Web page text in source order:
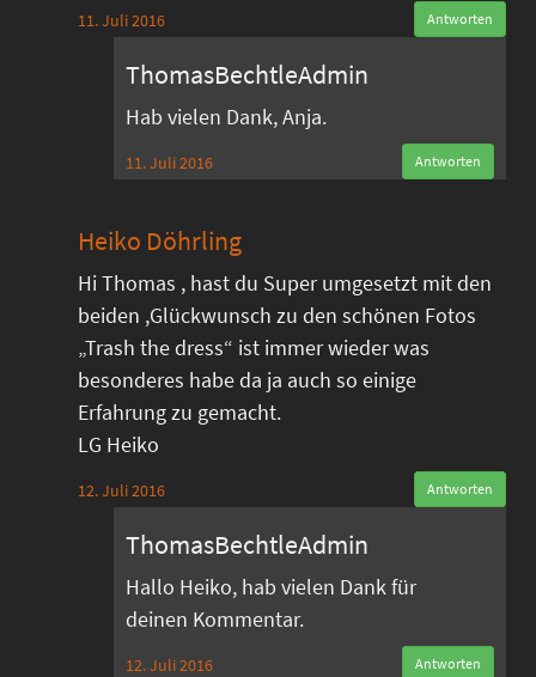
11. Juli 2016 Antworten
ThomasBechtleAdmin
Hab vielen Dank, Anja.
11. Juli 2016 Antworten
Heiko Döhrling
Hi Thomas , hast du Super umgesetzt mit den
beiden ,Glückwunsch zu den schönen Fotos
„Trash the dress“ ist immer wieder was
besonderes habe da ja auch so einige
Erfahrung zu gemacht.
LG Heiko
12. Juli 2016 Antworten
ThomasBechtleAdmin
Hallo Heiko, hab vielen Dank für
deinen Kommentar.
12. Juli 2016 Antworten